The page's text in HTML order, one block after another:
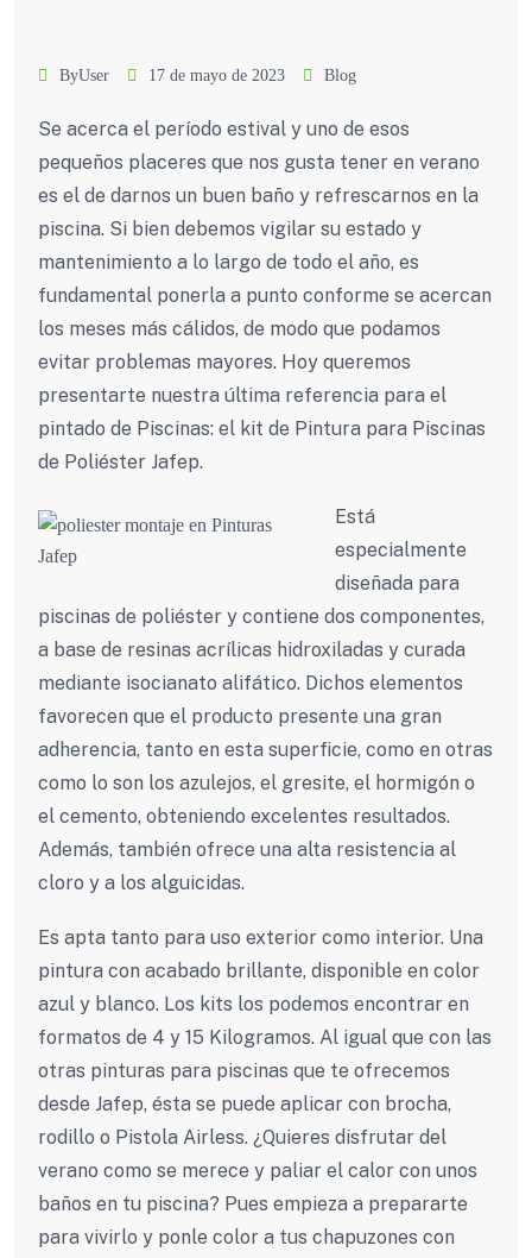
ByUser 17 de mayo de 2023 Blog
Se acerca el período estival y uno de esos
pequeños placeres que nos gusta tener en verano
es el de darnos un buen baño y refrescarnos en la
piscina. Si bien debemos vigilar su estado y
mantenimiento a lo largo de todo el año, es
fundamental ponerla a punto conforme se acercan
los meses más cálidos, de modo que podamos
evitar problemas mayores. Hoy queremos
presentarte nuestra última referencia para el
pintado de Piscinas: el kit de Pintura para Piscinas
de Poliéster Jafep.
Está
especialmente
diseñada para
piscinas de poliéster y contiene dos componentes,
a base de resinas acrílicas hidroxiladas y curada
mediante isocianato alifático. Dichos elementos
favorecen que el producto presente una gran
adherencia, tanto en esta superficie, como en otras
como lo son los azulejos, el gresite, el hormigón o
el cemento, obteniendo excelentes resultados.
Además, también ofrece una alta resistencia al
cloro y a los alguicidas.
Es apta tanto para uso exterior como interior. Una
pintura con acabado brillante, disponible en color
azul y blanco. Los kits los podemos encontrar en
formatos de 4 y 15 Kilogramos. Al igual que con las
otras pinturas para piscinas que te ofrecemos
desde Jafep, ésta se puede aplicar con brocha,
rodillo o Pistola Airless. ¿Quieres disfrutar del
verano como se merece y paliar el calor con unos
baños en tu piscina? Pues empieza a prepararte
para vivirlo y ponle color a tus chapuzones con